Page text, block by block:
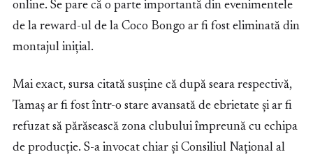
online. Se pare că o parte importantă din evenimentele
de la reward-ul de la Coco Bongo ar fi fost eliminată din
montajul inițial.
Mai exact, sursa citată susține că după seara respectivă,
Tamaș ar fi fost într-o stare avansată de ebrietate și ar fi
refuzat să părăsească zona clubului împreună cu echipa
de producție. S-a invocat chiar și Consiliul Național al